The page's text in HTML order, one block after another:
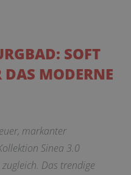
SOFT
MODERNE
markanter
Sinea 3.0
Das trendige